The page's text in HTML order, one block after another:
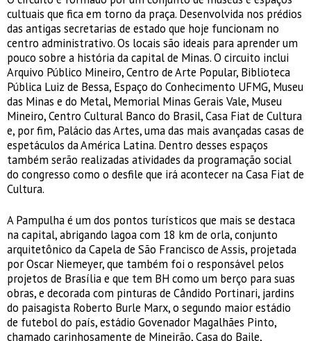
cultuais que fica em torno da praça. Desenvolvida nos prédios
das antigas secretarias de estado que hoje funcionam no
centro administrativo. Os locais são ideais para aprender um
pouco sobre a história da capital de Minas. O circuito inclui
Arquivo Público Mineiro, Centro de Arte Popular, Biblioteca
Pública Luiz de Bessa, Espaço do Conhecimento UFMG, Museu
das Minas e do Metal, Memorial Minas Gerais Vale, Museu
Mineiro, Centro Cultural Banco do Brasil, Casa Fiat de Cultura
e, por fim, Palácio das Artes, uma das mais avançadas casas de
espetáculos da América Latina. Dentro desses espaços
também serão realizadas atividades da programação social
do congresso como o desfile que irá acontecer na Casa Fiat de
Cultura.
A Pampulha é um dos pontos turísticos que mais se destaca
na capital, abrigando lagoa com 18 km de orla, conjunto
arquitetônico da Capela de São Francisco de Assis, projetada
por Oscar Niemeyer, que também foi o responsável pelos
projetos de Brasília e que tem BH como um berço para suas
obras, e decorada com pinturas de Cândido Portinari, jardins
do paisagista Roberto Burle Marx, o segundo maior estádio
de futebol do país, estádio Govenador Magalhães Pinto,
chamado carinhosamente de Mineirão, Casa do Baile,